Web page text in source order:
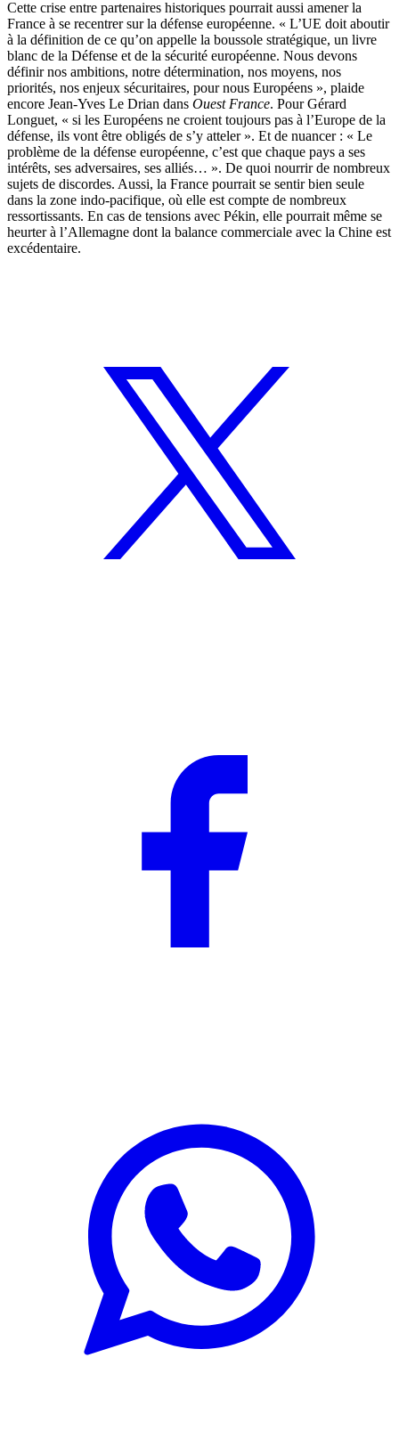
Cette crise entre partenaires historiques pourrait aussi amener la
France à se recentrer sur la défense européenne. « L’UE doit aboutir
à la définition de ce qu’on appelle la boussole stratégique, un livre
blanc de la Défense et de la sécurité européenne. Nous devons
définir nos ambitions, notre détermination, nos moyens, nos
priorités, nos enjeux sécuritaires, pour nous Européens », plaide
encore Jean-Yves Le Drian dans Ouest France. Pour Gérard
Longuet, « si les Européens ne croient toujours pas à l’Europe de la
défense, ils vont être obligés de s’y atteler ». Et de nuancer : « Le
problème de la défense européenne, c’est que chaque pays a ses
intérêts, ses adversaires, ses alliés… ». De quoi nourrir de nombreux
sujets de discordes. Aussi, la France pourrait se sentir bien seule
dans la zone indo-pacifique, où elle est compte de nombreux
ressortissants. En cas de tensions avec Pékin, elle pourrait même se
heurter à l’Allemagne dont la balance commerciale avec la Chine est
excédentaire.